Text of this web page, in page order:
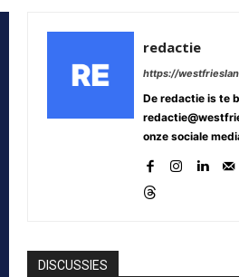
redactie
https://
De redactie is te
onze sociale
DISCUSSIES